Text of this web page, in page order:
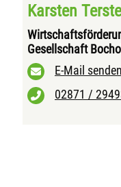
Karsten
Gesellschaft
E-Mail senden
02871 /